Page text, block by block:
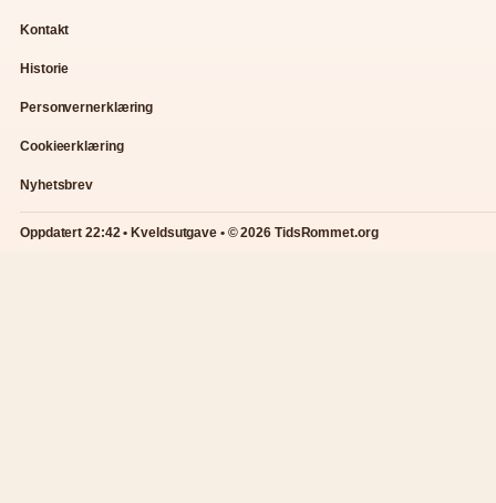
Kontakt
Historie
Personvernerklæring
Cookieerklæring
Nyhetsbrev
Oppdatert 22:42 • Kveldsutgave • © 2026 TidsRommet.org